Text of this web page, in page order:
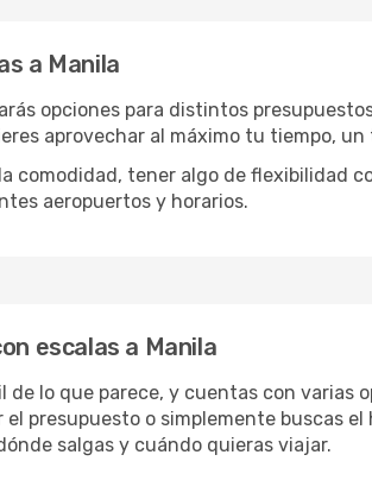
a Manila
opciones para distintos
aprovechar al máximo tu tiempo,
comodidad, tener algo de flexibilidad
aeropuertos y horarios.
escalas a Manila
de lo que parece, y cuentas con
presupuesto o simplemente buscas
salgas y cuándo quieras viajar.